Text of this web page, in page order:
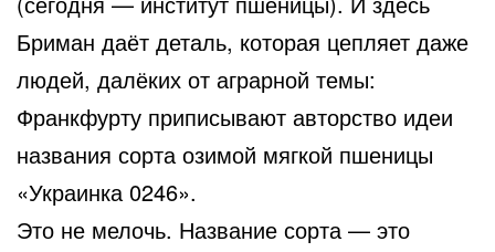
Бриман даёт деталь, которая цепляет даже
людей, далёких от аграрной темы:
Франкфурту приписывают авторство идеи
названия сорта озимой мягкой пшеницы
«Украинка 0246».
Это не мелочь. Название сорта — это